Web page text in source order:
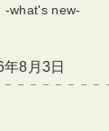
-what's new-
年8月3日